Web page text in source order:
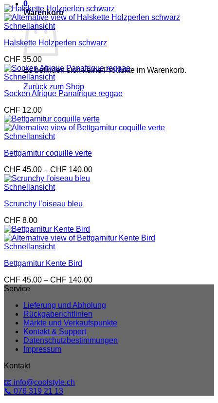
0
Warenkorb
Es befinden sich keine Produkte im Warenkorb.
Zurück zum Shop
Schnellansicht
Halskette Holzperlen schwarz
CHF 35.00
Schnellansicht
Socken Afrique Panafrique reggae
CHF 12.00
Schnellansicht
Bettgarnitur coquille verte
CHF 45.00 – CHF 140.00Preisspanne:
Schnellansicht
Scrunchy l’oiseau bleu
CHF 8.00
Schnellansicht
Bettgarnitur Kente Bird
CHF 45.00 – CHF 140.00Preisspanne:
CHF 140.00
Service
Lieferung und Abholung
Rückgaberichtlinien
Märkte und Verkaufspunkte
Kontakt & Support
Datenschutzbestimmungen
Impressum
Kontakt
📧 info@coolstyle.ch
📞 076 319 21 13